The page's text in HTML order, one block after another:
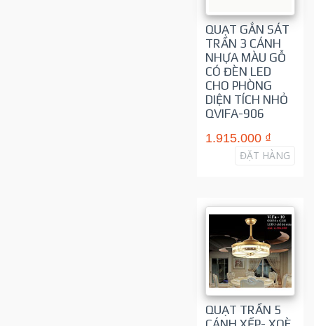
QUẠT GẮN SÁT
TRẦN 3 CÁNH
NHỰA MÀU GỖ
CÓ ĐÈN LED
CHO PHÒNG
DIỆN TÍCH NHỎ
QVIFA-906
1.915.000 ₫
ĐẶT HÀNG
QUẠT TRẦN 5